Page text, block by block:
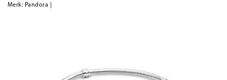
Merk: Pandora